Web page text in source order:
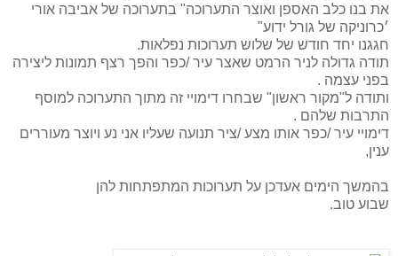
את בנו כלב האספן ואוצר התערוכה" בתערוכה של אביבה אורי
׳כרוניקה של גורל ידוע"
חגגנו יחד חודש של שלוש תערוכות נפלאות.
תודה גדולה לניר הרמט שאצר עיר /כפר והפך רצף תמונות ליצירה
בפני עצמה .
ותודה ל"מקור ראשון" שבחרו דימויי זה מתוך התערוכה למוסף
התרבות שלהם .
דימויי עיר /כפר אותו מצע /ציר תנועה שעליו אני נע ויוצר מעוררים
ענין,
בהמשך הימים אעדכן על תערוכות המתפתחות להן
שבוע טוב.